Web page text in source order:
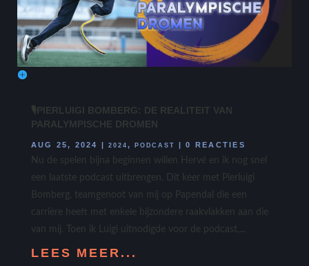
🎙️PIERLUIGI BOMBERG: DE REALITEIT VAN
PARALYMPISCHE DROMEN
AUG 25, 2024 |2024 ,PODCAST |0 REACTIES
Nu de spelen bijna beginnen willen Hervé en ik nog snel
een laatste podcast uitbrengen. Dit keer met Pierluigi
Bomberg, teamgenoot van mij op Papendal die een
carrière heeft met enkele bijzondere raakvlakken aan die
van mij. Toen ik Luigi uitnodigde voor de podcast,...
LEES MEER...